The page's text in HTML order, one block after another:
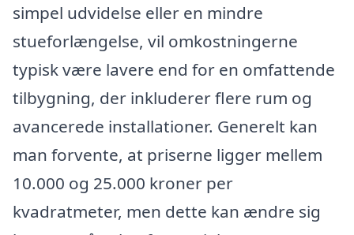
simpel udvidelse eller en mindre
stueforlængelse, vil omkostningerne
typisk være lavere end for en omfattende
tilbygning, der inkluderer flere rum og
avancerede installationer. Generelt kan
man forvente, at priserne ligger mellem
10.000 og 25.000 kroner per
kvadratmeter, men dette kan ændre sig